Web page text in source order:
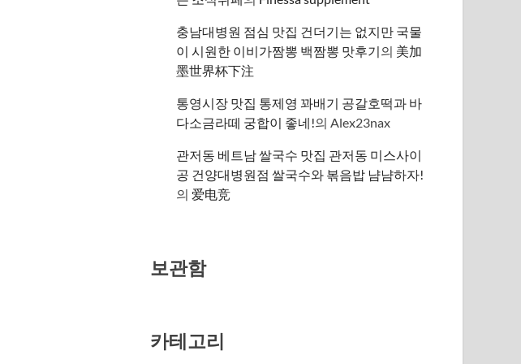
충남대병원 점심 맛집 건더기는 없지만 국물
이 시원한 이비가짬뽕 백짬뽕 맛후기의 美加
墨世界杯下注
통영시장 맛집 통제영 꽈배기 공갈호떡과 바
다소금라떼 궁합이 좋네!의Alex23nax
관저동 베트남 쌀국수 맛집 관저동 미스사이
공 건양대병원점 쌀국수와 볶음밥 냠냠하자!
의 爱电竞
보관함
카테고리